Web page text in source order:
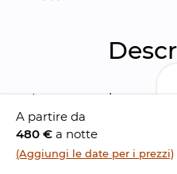
Immersa nel cuore
Reillo è una
lussuosa
piani che trasuda
camere da letto, due
A partire da
480 € a notte
(Aggiungi le date per i prezzi)